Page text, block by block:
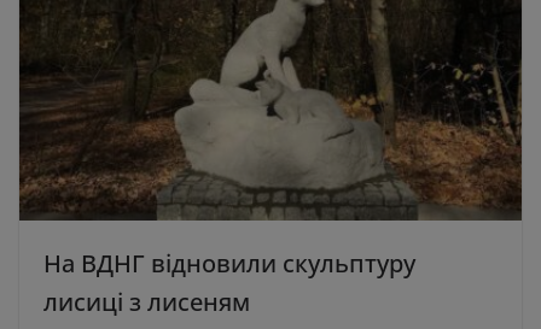
На ВДНГ відновили скульптуру
лисиці з лисеням